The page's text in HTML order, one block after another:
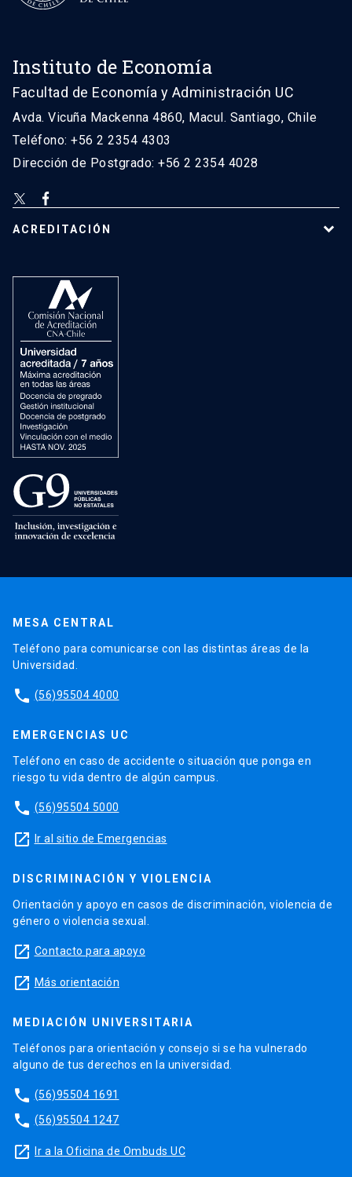
Instituto de Economía
Facultad de Economía y Administración UC
Avda. Vicuña Mackenna 4860, Macul. Santiago, Chile
Teléfono: +56 2 2354 4303
Dirección de Postgrado: +56 2 2354 4028
ACREDITACIÓN
MESA CENTRAL
Teléfono para comunicarse con las distintas áreas de la
Universidad.
phone (56)95504 4000
EMERGENCIAS UC
Teléfono en caso de accidente o situación que ponga en
riesgo tu vida dentro de algún campus.
phone (56)95504 5000
launch Ir al sitio de Emergencias
DISCRIMINACIÓN Y VIOLENCIA
Orientación y apoyo en casos de discriminación, violencia de
género o violencia sexual.
launch Contacto para apoyo
launch Más orientación
MEDIACIÓN UNIVERSITARIA
Teléfonos para orientación y consejo si se ha vulnerado
alguno de tus derechos en la universidad.
phone (56)95504 1691
phone (56)95504 1247
launch Ir a la Oficina de Ombuds UC